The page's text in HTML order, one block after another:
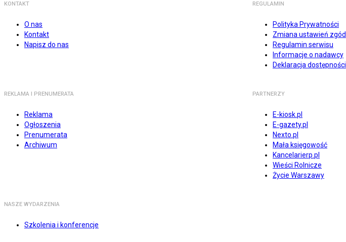
KONTAKT
O nas
Kontakt
Napisz do nas
REGULAMIN
Polityka Prywatności
Zmiana ustawień zgód
Regulamin serwisu
Informacje o nadawcy
Deklaracja dostępności
REKLAMA I PRENUMERATA
Reklama
Ogłoszenia
Prenumerata
Archiwum
PARTNERZY
E-kiosk.pl
E-gazety.pl
Nexto.pl
Mała księgowość
Kancelarierp.pl
Wieści Rolnicze
Życie Warszawy
NASZE WYDARZENIA
Szkolenia i konferencje